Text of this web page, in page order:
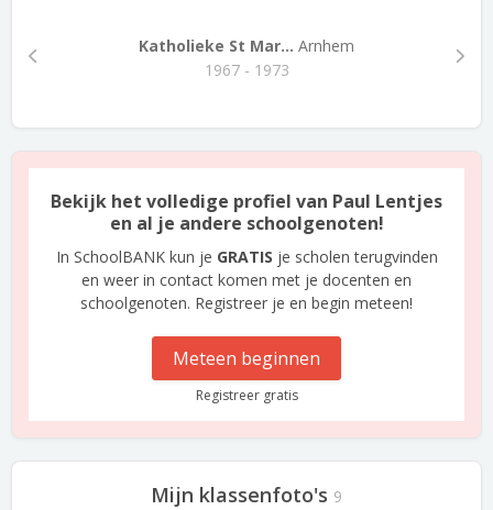
Katholieke St Mar... Arnhem
1967 - 1973
Bekijk het volledige profiel van Paul Lentjes
en al je andere schoolgenoten!
In SchoolBANK kun je GRATIS je scholen terugvinden
en weer in contact komen met je docenten en
schoolgenoten. Registreer je en begin meteen!
Meteen beginnen
Registreer gratis
Mijn klassenfoto's 9